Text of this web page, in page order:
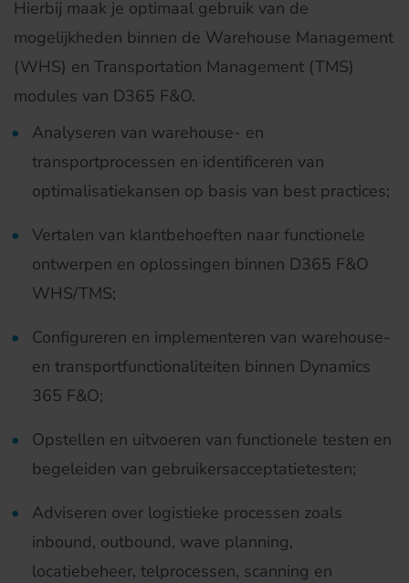
Hierbij maak je optimaal gebruik van de
mogelijkheden binnen de Warehouse Management
(WHS) en Transportation Management (TMS)
modules van D365 F&O.
Analyseren van warehouse- en
transportprocessen en identificeren van
optimalisatiekansen op basis van best practices;
Vertalen van klantbehoeften naar functionele
ontwerpen en oplossingen binnen D365 F&O
WHS/TMS;
Configureren en implementeren van warehouse-
en transportfunctionaliteiten binnen Dynamics
365 F&O;
Opstellen en uitvoeren van functionele testen en
begeleiden van gebruikersacceptatietesten;
Adviseren over logistieke processen zoals
inbound, outbound, wave planning,
locatiebeheer, telprocessen, scanning en